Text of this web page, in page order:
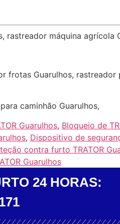
rastreador máquina agrícola
Guarulhos, rastreador
caminhão Guarulhos,
Guarulhos, Bloqueio de
, Dispositivo de
contra furto TRATOR
Guarulhos
24 HORAS: